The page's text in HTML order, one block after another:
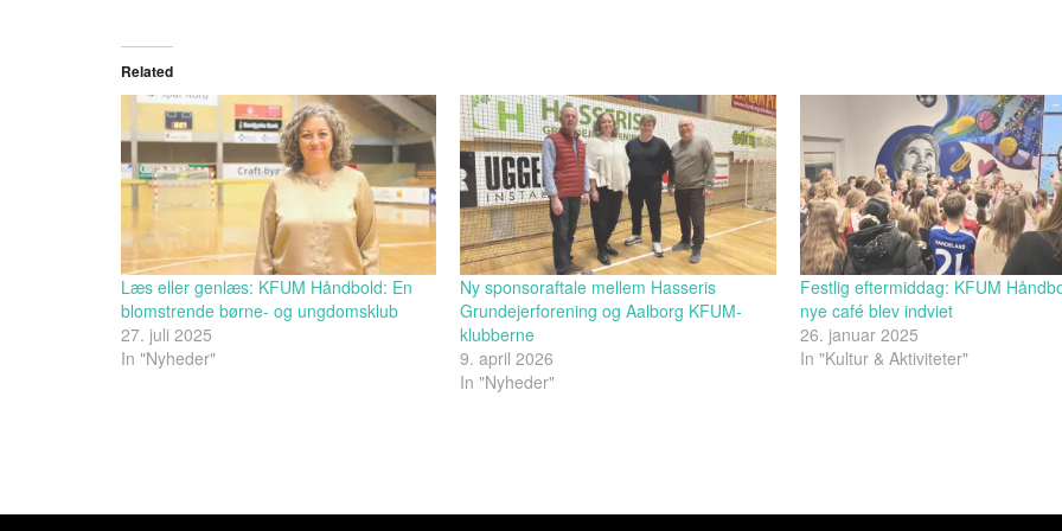
Related
Læs eller genlæs: KFUM Håndbold: En
blomstrende børne- og ungdomsklub
27. juli 2025
In "Nyheder"
Ny sponsoraftale mellem Hasseris
Grundejerforening og Aalborg KFUM-
klubberne
9. april 2026
In "Nyheder"
Festlig eftermiddag: KFUM
nye café blev indviet
26. januar 2025
In "Kultur & Aktiviteter"